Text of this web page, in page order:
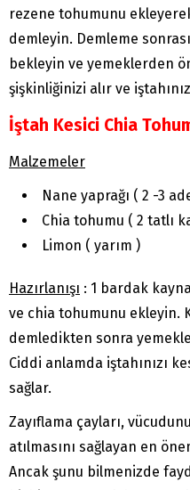
rezene tohumunu
demleyin. Demleme
bekleyin ve yemeklerden
şişkinliğinizi alır ve
İştah Kesici Chia
Malzemeler
Nane yaprağı ( 2 -3
Chia tohumu ( 2 tatlı
Limon ( yarım )
Hazırlanışı : 1 bardak
ve chia tohumunu ekleyin.
demledikten sonra
Ciddi anlamda iştahınızı
sağlar.
Zayıflama çayları,
atılmasını sağlayan en
Ancak şunu bilmenizde